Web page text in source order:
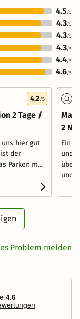
4.5 /5
4.3/5
4.3/5
4.3/5
4.4/5
4.6/5
4.2/5
2 Tage /
hier gut
der
Parken m...
2
Ein
und
und
Problem melden